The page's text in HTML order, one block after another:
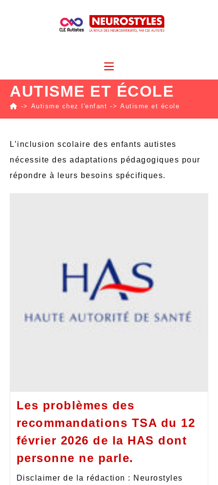
AUTISME ET ÉCOLE
-> Autisme chez l'enfant -> Autisme et école
L’inclusion scolaire des enfants autistes
nécessite des adaptations pédagogiques pour
répondre à leurs besoins spécifiques.
Les problèmes des
recommandations TSA du 12
février 2026 de la HAS dont
personne ne parle.
Disclaimer de la rédaction : Neurostyles